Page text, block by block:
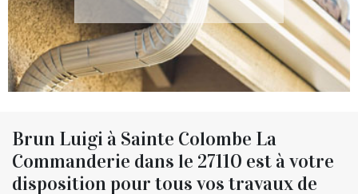
Brun Luigi à Sainte Colombe La
Commanderie dans le 27110 est à votre
disposition pour tous vos travaux de